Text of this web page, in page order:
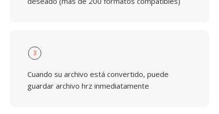
3
Cuando su archivo está convertido, puede
guardar archivo hrz inmediatamente